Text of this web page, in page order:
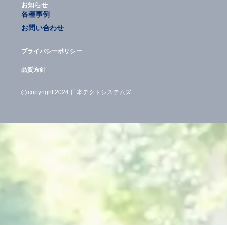
お知らせ
各種事例
お問い合わせ
プライバシーポリシー
品質方針
©copyright 2024 日本テクトシステムズ